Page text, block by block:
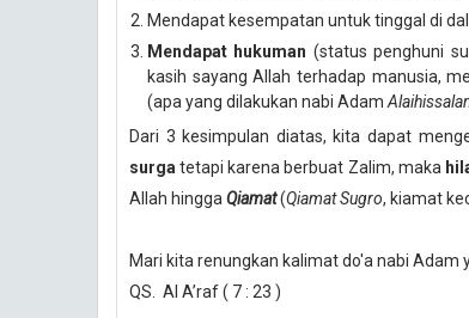
Mendapat kesempatan untuk tinggal di
Mendapat hukuman (status penghuni
kasih sayang Allah terhadap manusia,
(apa yang dilakukan nabi Adam
Dari 3 kesimpulan diatas, kita dapat
surga tetapi karena berbuat Zalim, maka
Allah hingga Qiamat(Qiamat Sugro, kiamat
Mari kita renungkan kalimat do'a nabi
QS. Al A’raf ( 7 : 23 )